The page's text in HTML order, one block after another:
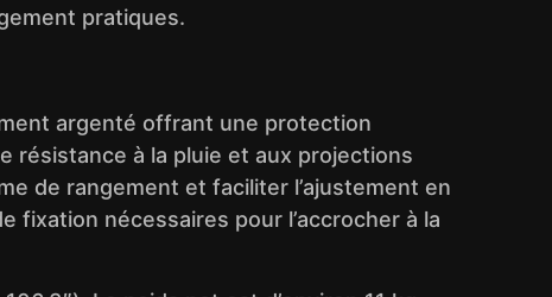
pratiques.
argenté offrant une protection
résistance à la pluie et aux projections
de rangement et faciliter l’ajustement en
fixation nécessaires pour l’accrocher à la